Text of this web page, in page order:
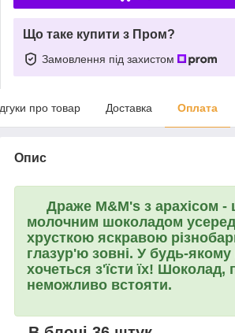
Що таке купити з Пром?
Замовлення під захистом
про товар Доставка Оплата
Опис
Драже M&M's з арахісом -
молочним шоколадом
хрусткою яскравою
глазур'ю зовні. У будь-якому
хочеться з'їсти їх! Шоколад,
неможливо встояти.